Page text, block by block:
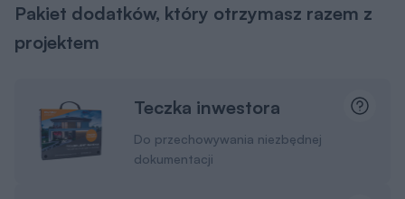
Pakiet dodatków, który otrzymasz razem z
projektem
Teczka inwestora
Do przechowywania niezbędnej
dokumentacji